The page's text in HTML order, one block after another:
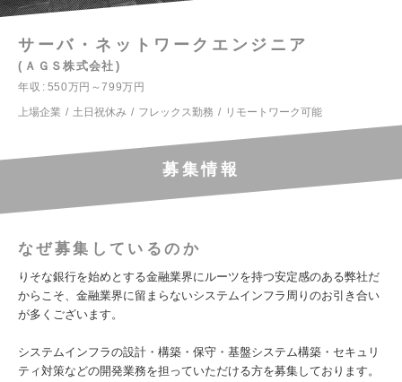
サーバ・ネットワークエンジニア
ＡＧＳ株式会社
年収
550万円～799万円
上場企業
土日祝休み フレックス勤務 リモートワーク可能
募集情報
なぜ募集しているのか
りそな銀行を始めとする金融業界にルーツを持つ安定感のある弊社だ
からこそ、金融業界に留まらないシステムインフラ周りのお引き合い
が多くございます。
システムインフラの設計・構築・保守・基盤システム構築・セキュリ
ティ対策などの開発業務を担っていただける方を募集しております。